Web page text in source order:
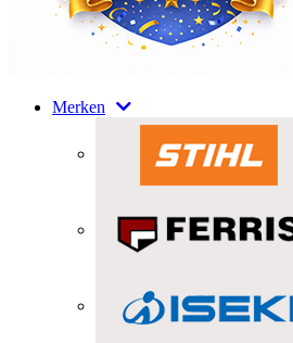
Merken